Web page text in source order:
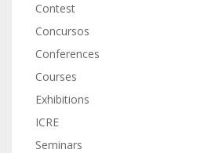
Contest
Concursos
Conferences
Courses
Exhibitions
ICRE
Seminars